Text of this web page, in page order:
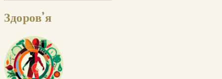
Здоров’я